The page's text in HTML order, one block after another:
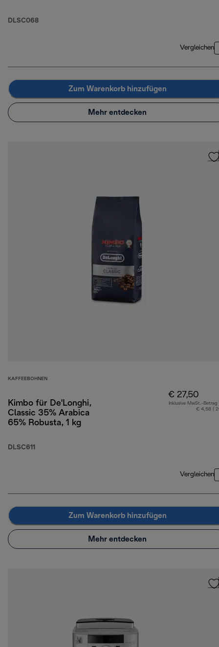
DLSC068
Vergleichen
Zum Warenkorb hinzufügen
Mehr entdecken
KAFFEEBOHNEN
Kimbo für De'Longhi,
Classic 35% Arabica
65% Robusta, 1 kg
DLSC611
€ 27,50
Inklusive MwSt.-Betrag
€ 4,58 (
Vergleichen
Zum Warenkorb hinzufügen
Mehr entdecken